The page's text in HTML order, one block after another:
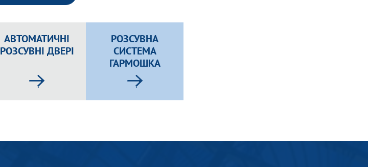
АВТОМАТИЧНІ
РОЗСУВНІ ДВЕРІ
РОЗСУВНА
СИСТЕМА
ГАРМОШКА